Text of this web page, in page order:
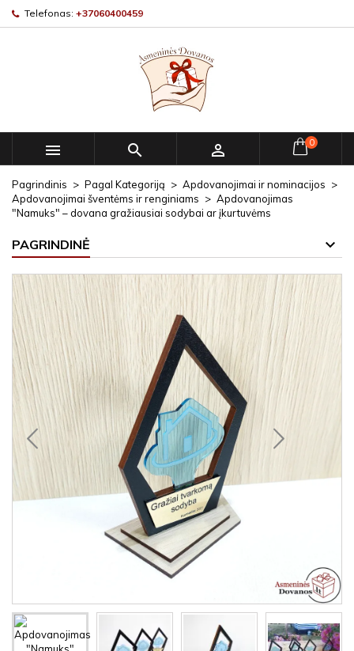
Telefonas: +37060400459
   0
Pagrindinis Pagal Kategoriją
Apdovanojimai ir nominacijos
Apdovanojimai šventėms ir renginiams
Apdovanojimas
"Namuks" – dovana gražiausiai sodybai ar įkurtuvėms
PAGRINDINĖ